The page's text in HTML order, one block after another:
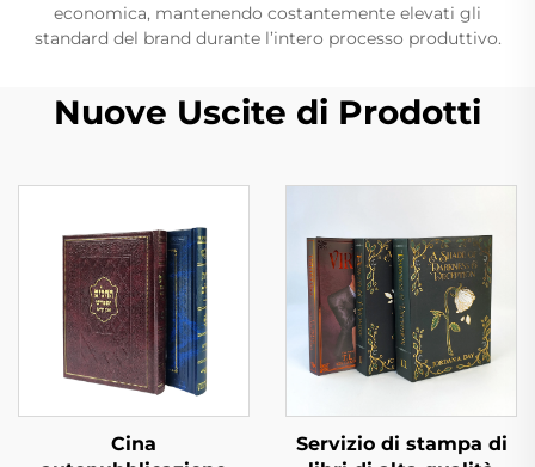
economica, mantenendo costantemente elevati gli
standard del brand durante l’intero processo produttivo.
Nuove Uscite di Prodotti
Cina
Servizio di stampa di